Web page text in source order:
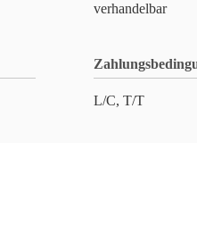
verhandelbar
L/C, T/T